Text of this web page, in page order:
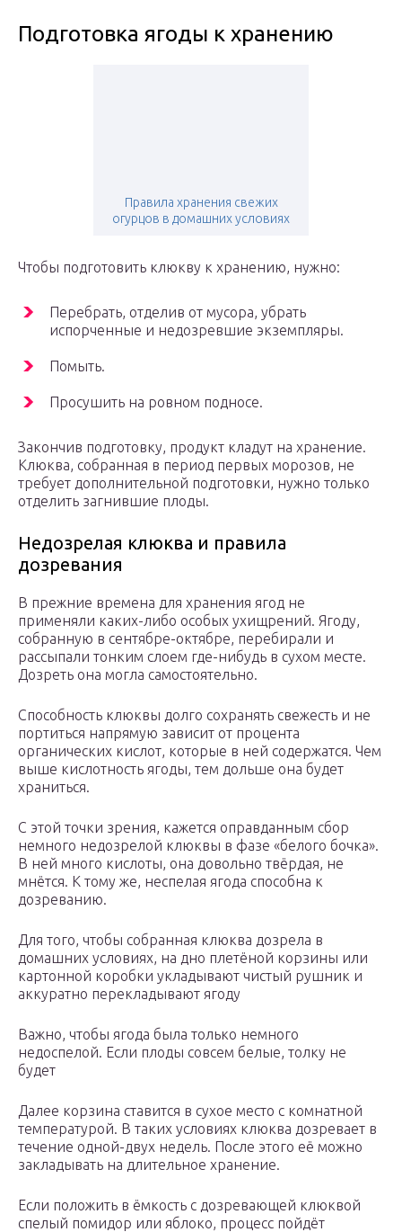
Подготовка ягоды к хранению
Правила хранения свежих
огурцов в домашних условиях
Чтобы подготовить клюкву к хранению, нужно:
Перебрать, отделив от мусора, убрать
испорченные и недозревшие экземпляры.
Помыть.
Просушить на ровном подносе.
Закончив подготовку, продукт кладут на хранение.
Клюква, собранная в период первых морозов, не
требует дополнительной подготовки, нужно только
отделить загнившие плоды.
Недозрелая клюква и правила
дозревания
В прежние времена для хранения ягод не
применяли каких-либо особых ухищрений. Ягоду,
собранную в сентябре-октябре, перебирали и
рассыпали тонким слоем где-нибудь в сухом месте.
Дозреть она могла самостоятельно.
Способность клюквы долго сохранять свежесть и не
портиться напрямую зависит от процента
органических кислот, которые в ней содержатся. Чем
выше кислотность ягоды, тем дольше она будет
храниться.
С этой точки зрения, кажется оправданным сбор
немного недозрелой клюквы в фазе «белого бочка».
В ней много кислоты, она довольно твёрдая, не
мнётся. К тому же, неспелая ягода способна к
дозреванию.
Для того, чтобы собранная клюква дозрела в
домашних условиях, на дно плетёной корзины или
картонной коробки укладывают чистый рушник и
аккуратно перекладывают ягоду
Важно, чтобы ягода была только немного
недоспелой. Если плоды совсем белые, толку не
будет
Далее корзина ставится в сухое место с комнатной
температурой. В таких условиях клюква дозревает в
течение одной-двух недель. После этого её можно
закладывать на длительное хранение.
Если положить в ёмкость с дозревающей клюквой
спелый помидор или яблоко, процесс пойдёт